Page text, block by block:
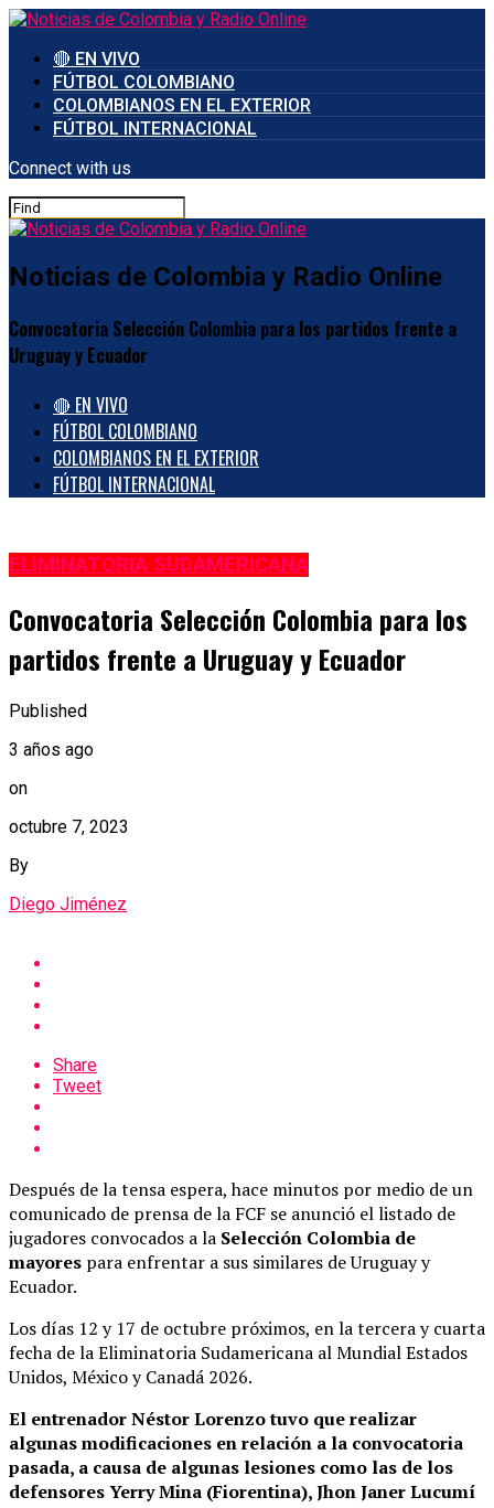
🔴 EN VIVO
FÚTBOL COLOMBIANO
COLOMBIANOS EN EL EXTERIOR
FÚTBOL INTERNACIONAL
Connect with us
Noticias de Colombia y Radio Online
Convocatoria Selección Colombia para los partidos frente a
Uruguay y Ecuador
🔴 EN VIVO
FÚTBOL COLOMBIANO
COLOMBIANOS EN EL EXTERIOR
FÚTBOL INTERNACIONAL
ELIMINATORIA SUDAMERICANA
Convocatoria Selección Colombia para los
partidos frente a Uruguay y Ecuador
Published
3 años ago
on
octubre 7, 2023
By
Diego Jiménez
Share
Tweet
Después de la tensa espera, hace minutos por medio de un
comunicado de prensa de la FCF se anunció el listado de
jugadores convocados a la Selección Colombia de
mayores para enfrentar a sus similares de Uruguay y
Ecuador.
Los días 12 y 17 de octubre próximos, en la tercera y cuarta
fecha de la Eliminatoria Sudamericana al Mundial Estados
Unidos, México y Canadá 2026.
El entrenador Néstor Lorenzo tuvo que realizar
algunas modificaciones en relación a la convocatoria
pasada, a causa de algunas lesiones como las de los
defensores Yerry Mina (Fiorentina), Jhon Janer Lucumí